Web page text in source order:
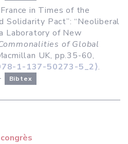
in Times of the
Solidarity Pact”: “Neoliberal
Laboratory of New
of Global
UK, pp.35-60,
1-137-50273-5_2⟩.
Bibtex